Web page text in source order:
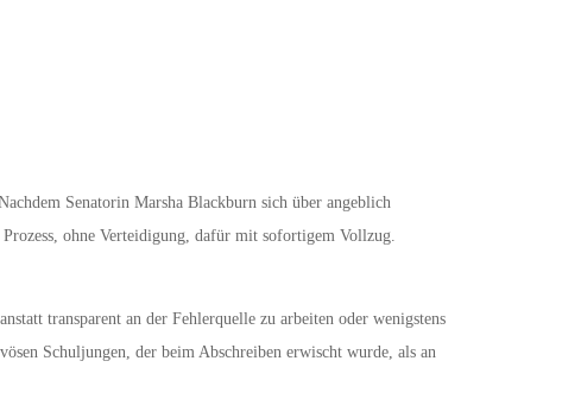
Senatorin Marsha Blackburn sich über angeblich
ohne Verteidigung, dafür mit sofortigem Vollzug.
transparent an der Fehlerquelle zu arbeiten oder wenigstens
Schuljungen, der beim Abschreiben erwischt wurde, als an